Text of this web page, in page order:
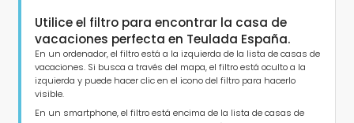
Tipo de alojamiento
Utilice el filtro para encontrar la casa de
vacaciones perfecta en Teulada España.
En un ordenador, el filtro está a la izquierda de la lista de casas de
vacaciones. Si busca a través del mapa, el filtro está oculto a la
izquierda y puede hacer clic en el icono del filtro para hacerlo
visible.
En un smartphone, el filtro está encima de la lista de casas de